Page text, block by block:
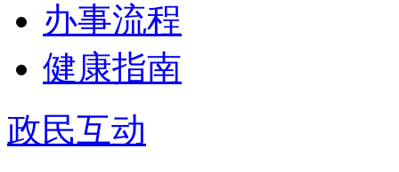
办事流程
健康指南
政民互动